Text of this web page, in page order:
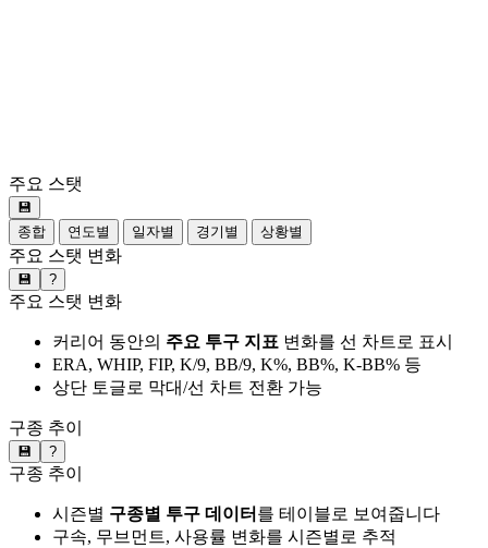
주요 스탯
💾
종합
연도별 일자별 경기별 상황별
주요 스탯 변화
💾 ?
주요 스탯 변화
커리어 동안의 주요 투구 지표 변화를 선 차트로 표시
ERA, WHIP, FIP, K/9, BB/9, K%, BB%, K-BB% 등
상단 토글로 막대/선 차트 전환 가능
구종 추이
💾 ?
구종 추이
시즌별 구종별 투구 데이터 를 테이블로 보여줍니다
구속, 무브먼트, 사용률 변화를 시즌별로 추적